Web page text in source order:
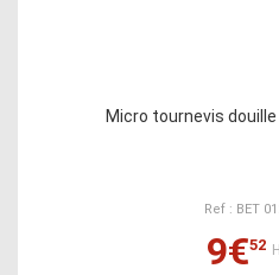
Micro tournevis
Ref : BET
9€52